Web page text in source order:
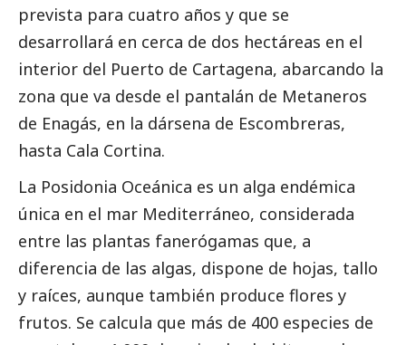
prevista para cuatro años y que se
desarrollará en cerca de dos hectáreas en el
interior del Puerto de Cartagena, abarcando la
zona que va desde el pantalán de Metaneros
de Enagás, en la dársena de Escombreras,
hasta Cala Cortina.
La Posidonia Oceánica es un alga endémica
única en el mar Mediterráneo, considerada
entre las plantas fanerógamas que, a
diferencia de las algas, dispone de hojas, tallo
y raíces, aunque también produce flores y
frutos. Se calcula que más de 400 especies de